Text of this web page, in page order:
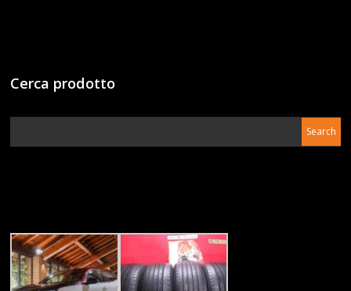
Cerca prodotto